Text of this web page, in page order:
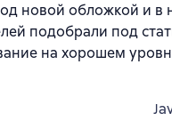
новой обложкой и в
подобрали под
на хорошем